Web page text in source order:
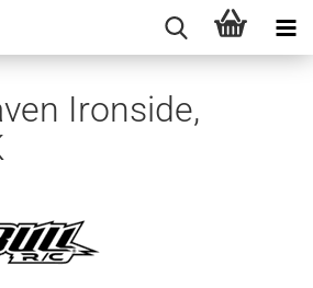
Ironside,